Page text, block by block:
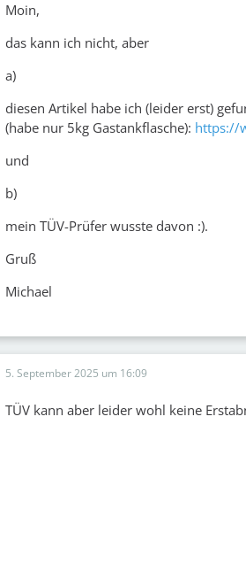
Moin,
das kann ich nicht, aber
a)
diesen Artikel habe ich (leider erst)
(habe nur 5kg Gastankflasche): https://
und
b)
mein TÜV-Prüfer wusste davon :).
Gruß
Michael
5. September 2025 um 16:09
TÜV kann aber leider wohl keine